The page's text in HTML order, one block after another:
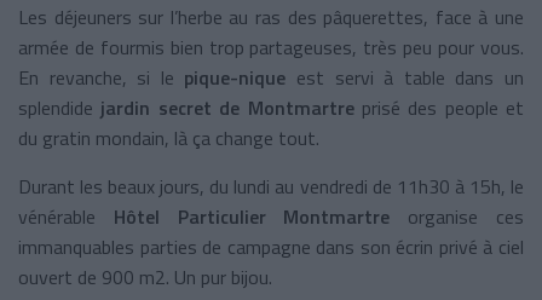
Les déjeuners sur l’herbe au ras des pâquerettes, face à une
armée de fourmis bien trop partageuses, très peu pour vous.
En revanche, si le pique-nique est servi à table dans un
splendide jardin secret de Montmartreprisé des people et
du gratin mondain, là ça change tout.
Durant les beaux jours, du lundi au vendredi de 11h30 à 15h, le
vénérable Hôtel Particulier Montmartre organise ces
immanquables parties de campagne dans son écrin privé à ciel
ouvert de 900 m2. Un pur bijou.